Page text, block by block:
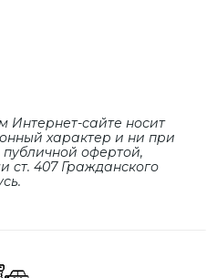
сайте носит
характер и ни при
публичной офертой,
cт. 407 Гражданского